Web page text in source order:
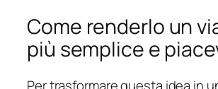
Come renderlo un
più semplice e